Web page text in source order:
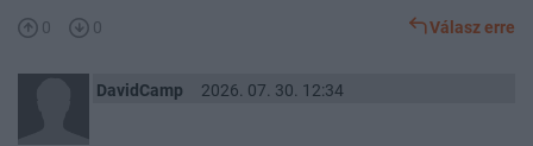
0 0 Válasz erre
DavidCamp 2026. 07. 30. 12:34